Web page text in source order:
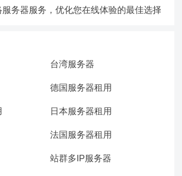
务器服务，优化您在线体验的最佳选择
台湾服务器
德国服务器租用
日本服务器租用
法国服务器租用
站群多IP服务器